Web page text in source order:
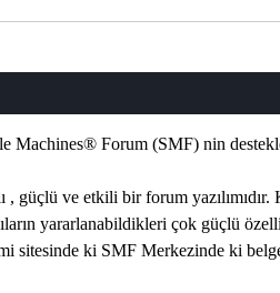
Machines® Forum (SMF) nin
, güçlü ve etkili bir forum
yararlanabildikleri çok güçlü
sitesinde ki SMF Merkezinde ki